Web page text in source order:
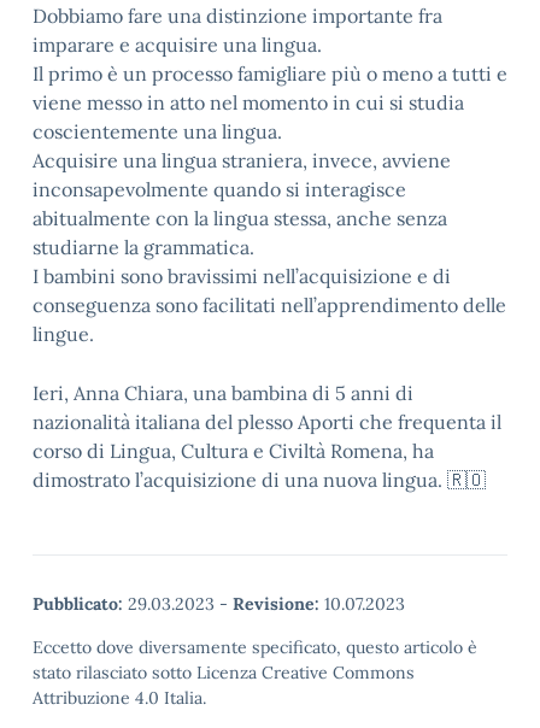
Dobbiamo fare una distinzione importante fra
imparare e acquisire una lingua.
Il primo è un processo famigliare più o meno a tutti e
viene messo in atto nel momento in cui si studia
coscientemente una lingua.
Acquisire una lingua straniera, invece, avviene
inconsapevolmente quando si interagisce
abitualmente con la lingua stessa, anche senza
studiarne la grammatica.
I bambini sono bravissimi nell’acquisizione e di
conseguenza sono facilitati nell’apprendimento delle
lingue.
Ieri, Anna Chiara, una bambina di 5 anni di
nazionalità italiana del plesso Aporti che frequenta il
corso di Lingua, Cultura e Civiltà Romena, ha
dimostrato l’acquisizione di una nuova lingua. 🇷🇴
Pubblicato: 29.03.2023 - Revisione: 10.07.2023
Eccetto dove diversamente specificato, questo articolo è
stato rilasciato sotto Licenza Creative Commons
Attribuzione 4.0 Italia.